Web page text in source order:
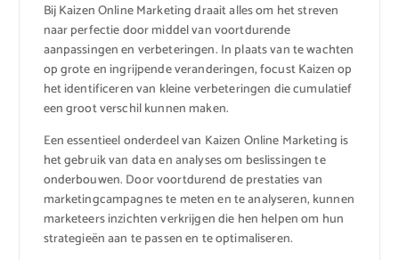
Bij Kaizen Online Marketing draait alles om het streven
naar perfectie door middel van voortdurende
aanpassingen en verbeteringen. In plaats van te wachten
op grote en ingrijpende veranderingen, focust Kaizen op
het identificeren van kleine verbeteringen die cumulatief
een groot verschil kunnen maken.
Een essentieel onderdeel van Kaizen Online Marketing is
het gebruik van data en analyses om beslissingen te
onderbouwen. Door voortdurend de prestaties van
marketingcampagnes te meten en te analyseren, kunnen
marketeers inzichten verkrijgen die hen helpen om hun
strategieën aan te passen en te optimaliseren.